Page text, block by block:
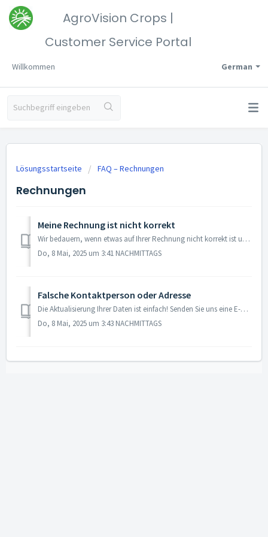
AgroVision Crops |
Customer Service Portal
German
Willkommen
Lösungsstartseite FAQ – Rechnungen
Rechnungen
Meine Rechnung ist nicht korrekt
Wir bedauern, wenn etwas auf Ihrer Rechnung nicht korrekt ist und lösen das gerne für Sie! Überprüfen Sie zuerst die Angaben auf der Rechnung, wie Ihren Na...
Do, 8 Mai, 2025 um 3:41 NACHMITTAGS
Falsche Kontaktperson oder Adresse
Die Aktualisierung Ihrer Daten ist einfach! Senden Sie uns eine E-Mail an backoffice@agrovision.com und geben Sie dabei an: • Ihre Kundennummer • Die n...
Do, 8 Mai, 2025 um 3:43 NACHMITTAGS